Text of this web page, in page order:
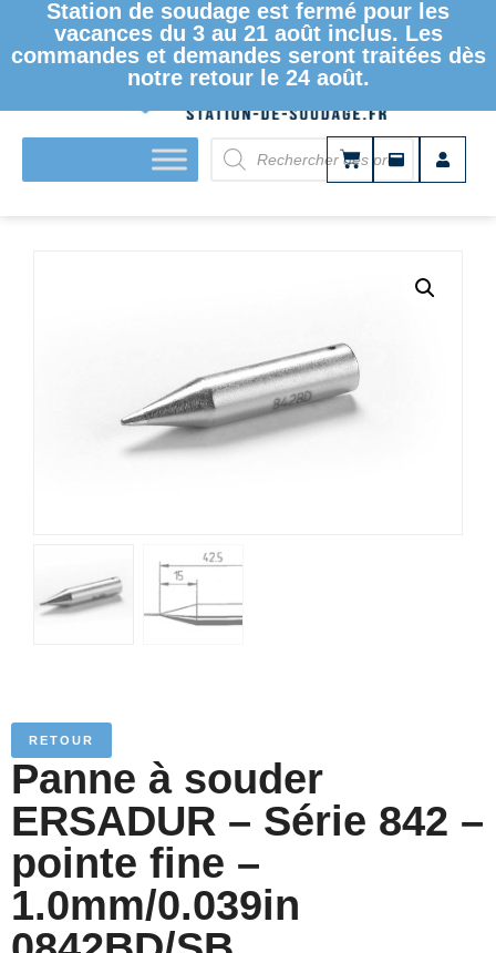
Station de soudage est fermé pour les
vacances du 3 au 21 août inclus. Les
commandes et demandes seront traitées dès
notre retour le 24 août.
PANNES À SOUDER ET DESSOUDER
SÉRIE 842 – POINTE FINE – 1.0MM/0.039IN 0842BD/SB
RETOUR
Panne à souder
ERSADUR – Série 842 –
pointe fine –
1.0mm/0.039in